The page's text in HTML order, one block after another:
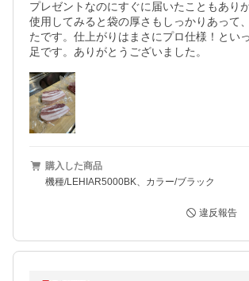
プレゼントなのにすぐに届いたこともあり
使用してみると袋の厚さもしっかりあって
たです。仕上がりはまさにプロ仕様！とい
足です。ありがとうございました。
購入した商品
機種/LEHIAR5000BK、カラー/ブラック
違反報告